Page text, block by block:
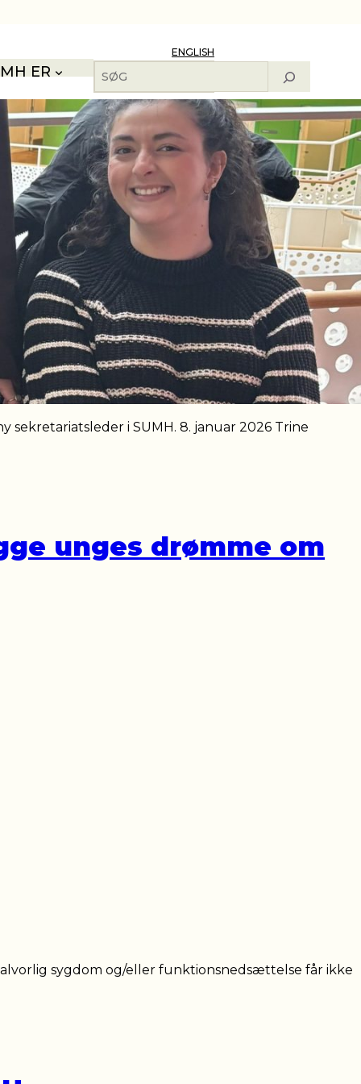
ER
ENGLISH
Søg
i SUMH. 8. januar 2026 Trine
unges drømme om
sygdom og/eller funktionsnedsættelse får ikke